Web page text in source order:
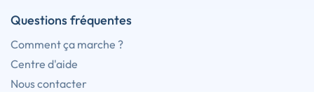
Questions fréquentes
Comment ça marche ?
Centre d'aide
Nous contacter